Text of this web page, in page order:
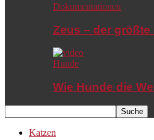
Dokumentationen
Zeus – der größte
Hunde
Wie Hunde die
Katzen